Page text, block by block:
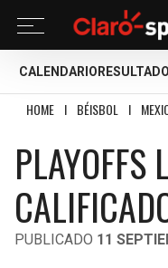
CALENDARIO
HOME I BÉISBOL I
PUBLICADO 11